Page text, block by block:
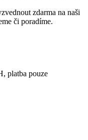
zdarma na naši
či poradíme.
platba pouze